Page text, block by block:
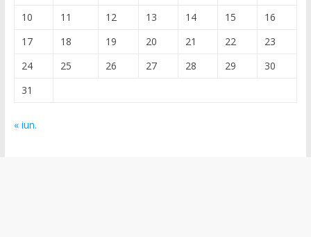
10
11 12 13 14 15
16
17
18 19 20 21 22
23
24
25 26 27 28 29
30
31
« iun.